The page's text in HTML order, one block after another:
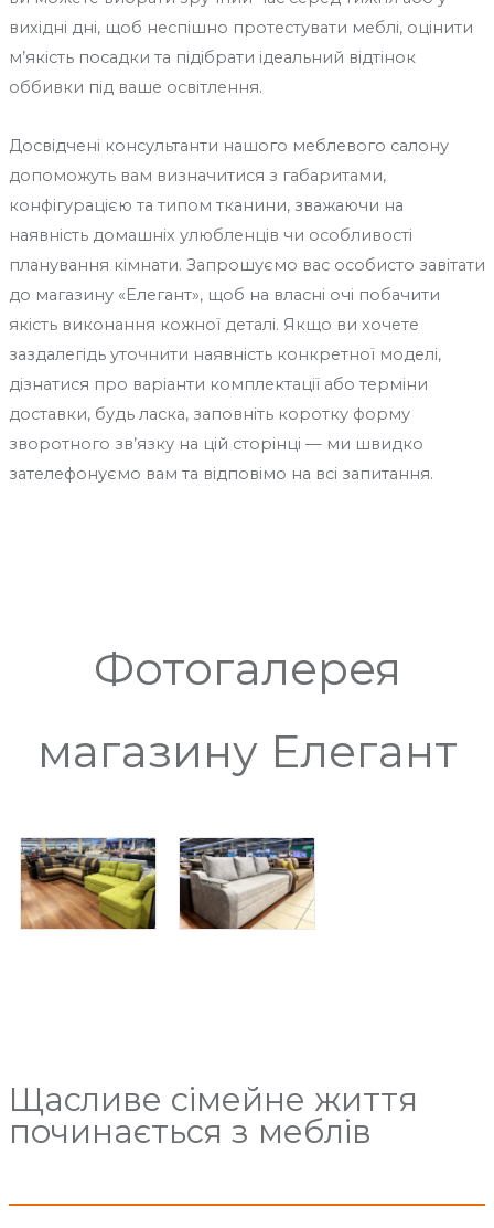
вихідні дні, щоб неспішно протестувати меблі, оцінити
м’якість посадки та підібрати ідеальний відтінок
оббивки під ваше освітлення.
Досвідчені консультанти нашого меблевого салону
допоможуть вам визначитися з габаритами,
конфігурацією та типом тканини, зважаючи на
наявність домашніх улюбленців чи особливості
планування кімнати. Запрошуємо вас особисто завітати
до магазину «Елегант», щоб на власні очі побачити
якість виконання кожної деталі. Якщо ви хочете
заздалегідь уточнити наявність конкретної моделі,
дізнатися про варіанти комплектації або терміни
доставки, будь ласка, заповніть коротку форму
зворотного зв’язку на цій сторінці — ми швидко
зателефонуємо вам та відповімо на всі запитання.
Фотогалерея
магазину Елегант
Щасливе сімейне життя
починається з меблів